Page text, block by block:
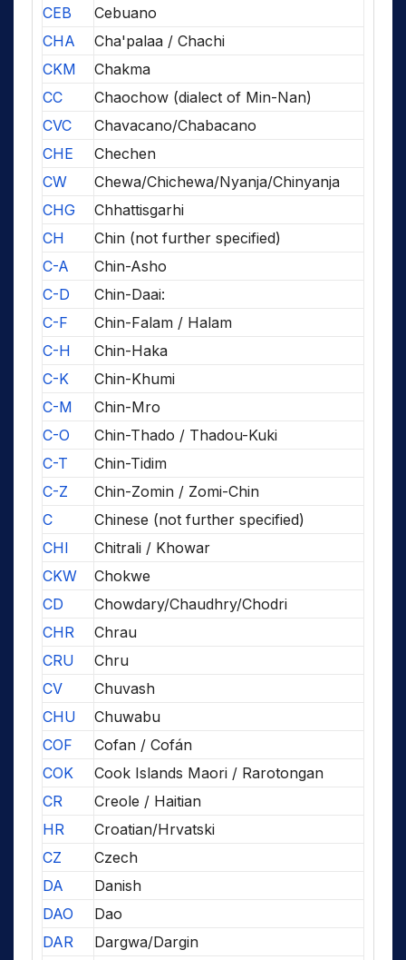
CEB
Cebuano
CHA
Cha'palaa / Chachi
CKM
Chakma
CC
Chaochow (dialect of Min-Nan)
CVC
Chavacano/Chabacano
CHE
Chechen
CW
Chewa/Chichewa/Nyanja/Chinyanja
CHG
Chhattisgarhi
CH
Chin (not further specified)
C-A
Chin-Asho
C-D
Chin-Daai:
C-F
Chin-Falam / Halam
C-H
Chin-Haka
C-K
Chin-Khumi
C-M
Chin-Mro
C-O
Chin-Thado / Thadou-Kuki
C-T
Chin-Tidim
C-Z
Chin-Zomin / Zomi-Chin
C
Chinese (not further specified)
CHI
Chitrali / Khowar
CKW
Chokwe
CD
Chowdary/Chaudhry/Chodri
CHR
Chrau
CRU
Chru
CV
Chuvash
CHU
Chuwabu
COF
Cofan / Cofán
COK
Cook Islands Maori / Rarotongan
CR
Creole / Haitian
HR
Croatian/Hrvatski
CZ
Czech
DA
Danish
DAO
Dao
DAR
Dargwa/Dargin